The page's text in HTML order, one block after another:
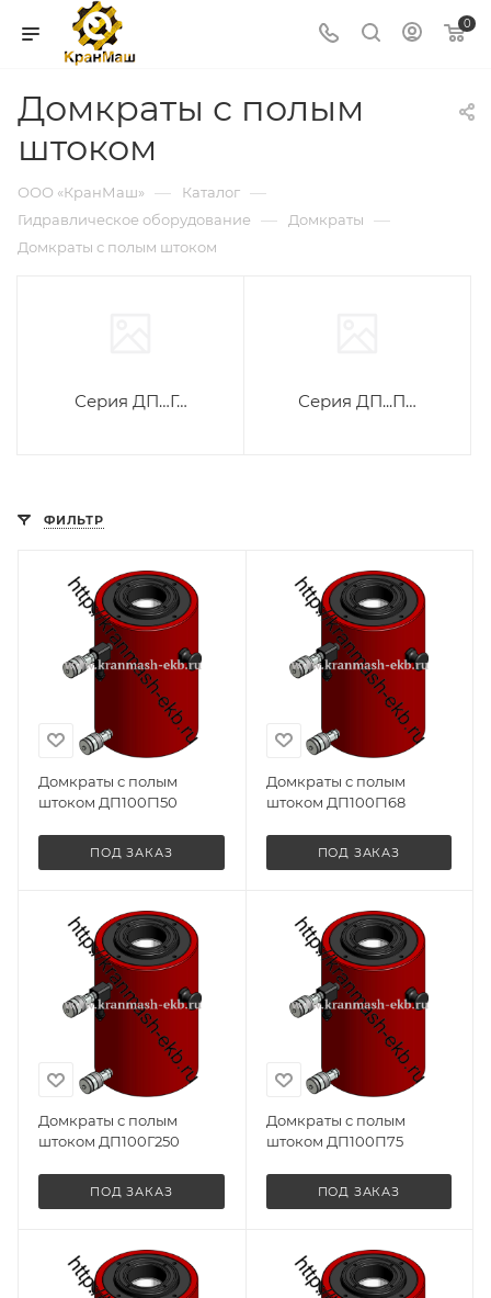
0
Домкраты с полым
штоком
ООО «КранМаш» — Каталог —
Гидравлическое оборудование — Домкраты —
Домкраты с полым штоком
Серия ДП…Г… Серия ДП...П…
ФИЛЬТР
Домкраты с полым
штоком ДП100Г150
ПОД ЗАКАЗ
Домкраты с полым
штоком ДП100Г168
ПОД ЗАКАЗ
Домкраты с полым
штоком ДП100Г250
ПОД ЗАКАЗ
Домкраты с полым
штоком ДП100П75
ПОД ЗАКАЗ